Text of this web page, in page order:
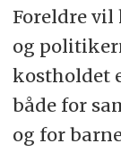
Foreldre
og
kostholdet
både for
og for